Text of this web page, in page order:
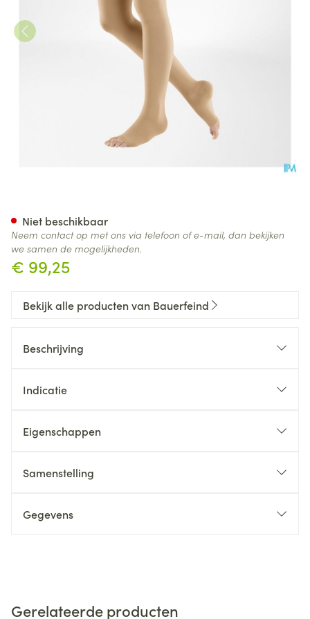
€ 99,25
Niet beschikbaar
Neem contact op met ons via telefoon of e-mail, dan bekijken
we samen de mogelijkheden.
Bekijk alle producten van Bauerfeind
Beschrijving
Indicatie
Eigenschappen
Samenstelling
Gegevens
Gerelateerde producten